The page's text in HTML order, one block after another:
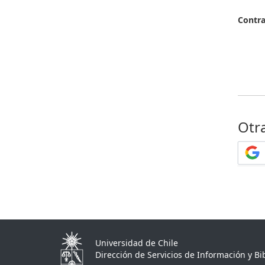
Universidad de Chile
Dirección de Servicios de Información y